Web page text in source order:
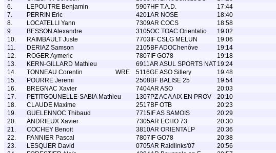
6.
LEPOUTRE Benjamin 5907HF T.A.D.
17:44
7.
PERRIN Eric 4201AR NOSE
18:40
8.
LOCATELLI Yann 7309AR COCS
18:58
9.
BESSON Alexandre 3105OC TOAC Orientatio
19:02
10.
RAIMBAULT Juste 7703IF CSLG MELUN
19:06
11.
DERIAZ Samson 2105BF ADOChenôve
19:14
12.
ROGER Aymeric 7807IF GO78
19:18
13.
KERN-GILLARD Mathieu 6911AR ASUL SPORTS NAT 19:24
14.
TONNEAU Corentin WRE 5116GE ASO Sillery
19:48
15.
POURRE Jeremi 2508BF BALISE 25
19:54
16.
BREGNAC Xavier 7404AR ASO
20:03
17.
PETITGOUNELLE-SABIA Mathieu 1307PZ ACA AIX EN PROV
20:10
18.
CLAUDE Maxime 2517BF OTB
20:23
19.
GUELENNOC Thibaud 7715IF AS SAMOIS
20:29
20.
ANDRIEUX Xavier 7305AR ECHO 73
20:30
21.
COCHEY Benoit 3810AR ORIENTALP
20:36
22.
PANNIER Pascal 7807IF GO78
20:38
23.
LESQUER David 0705AR Raidlinks'07
20:56